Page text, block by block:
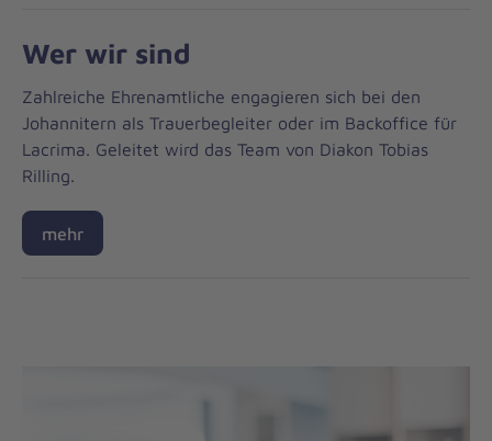
Wer wir sind
Zahlreiche Ehrenamtliche engagieren sich bei den
Johannitern als Trauerbegleiter oder im Backoffice für
Lacrima. Geleitet wird das Team von Diakon Tobias
Rilling.
mehr